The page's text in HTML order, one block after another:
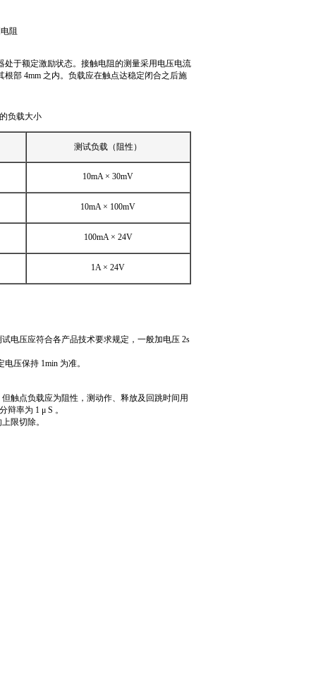
阻
于额定激励状态。接触电阻的测量采用电压电流
部 4mm 之内。负载应在触点达稳定闭合之后施
负载大小
测试负载（阻性）
10mA × 30mV
10mA × 100mV
100mA × 24V
1A × 24V
电压应符合各产品技术要求规定，一般加电压 2s
压保持 1min 为准。
触点负载应为阻性，测动作、释放及回跳时间用
率为 1 μ S 。
限切除。